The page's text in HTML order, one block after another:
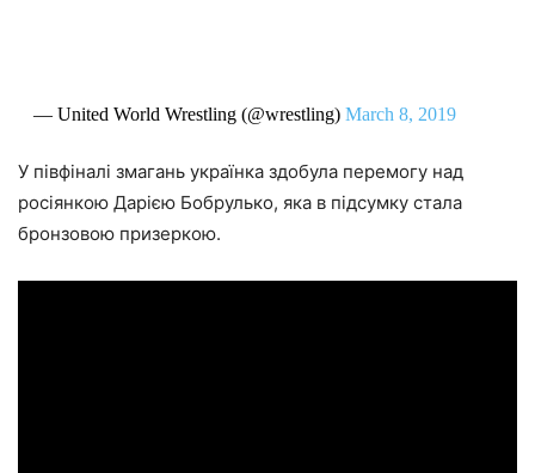
— United World Wrestling (@wrestling) March 8, 2019
У півфіналі змагань українка здобула перемогу над
росіянкою Дарією Бобрулько, яка в підсумку стала
бронзовою призеркою.